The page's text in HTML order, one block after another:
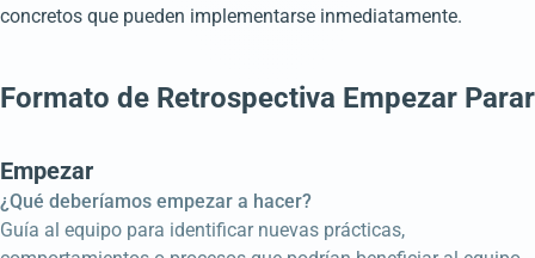
concretos que pueden implementarse inmediatamente.
Formato de Retrospectiva Empezar Parar
Empezar
¿Qué deberíamos empezar a hacer?
Guía al equipo para identificar nuevas prácticas,